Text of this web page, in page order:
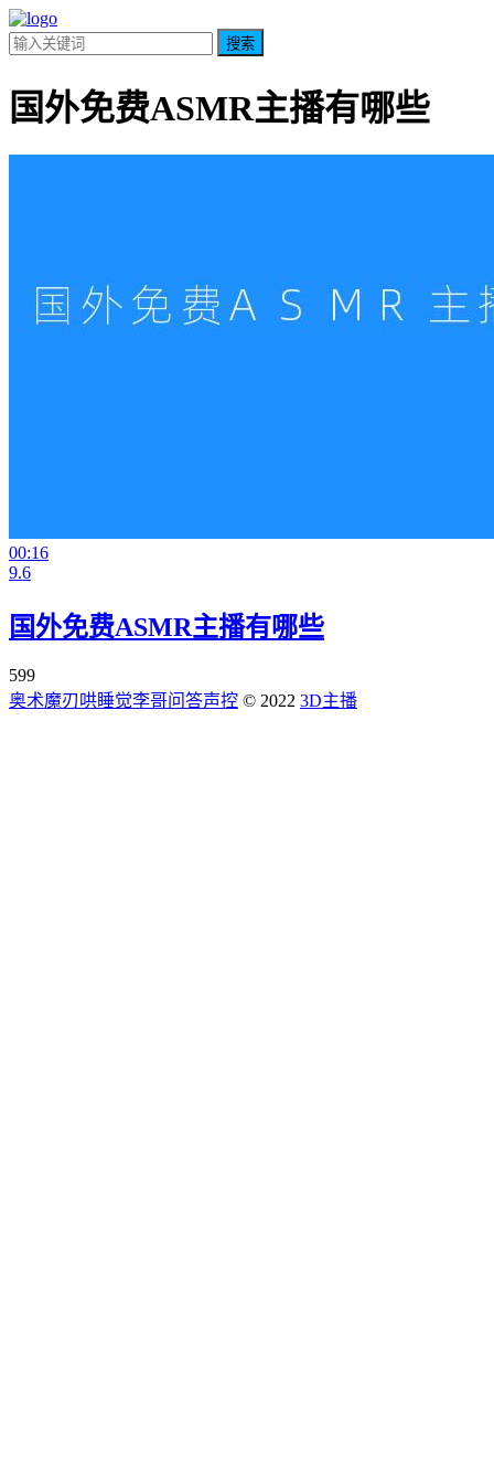
搜索
国外免费ASMR主播有哪些
00:16
9.6
国外免费ASMR主播有哪些
599
奥术魔刃 哄睡觉李哥问答声控 © 2022 3D主播